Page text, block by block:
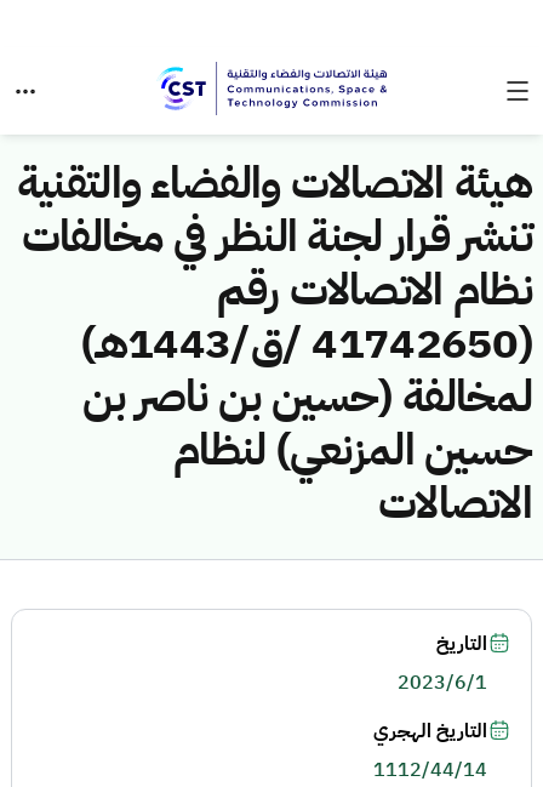
هيئة الاتصالات والفضاء والتقنية
تنشر قرار لجنة النظر في مخالفات
نظام الاتصالات رقم
(41742650 /ق/1443هـ)
لمخالفة (حسين بن ناصر بن
حسين المزنعي) لنظام
الاتصالات
التاريخ
2023/6/1
التاريخ الهجري
1112/44/14